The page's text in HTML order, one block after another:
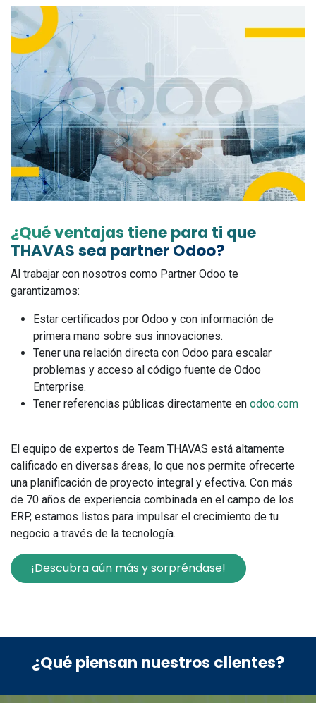
¿Qué ventajas tiene para ti que
THAVAS sea partner Odoo?
Al trabajar con nosotros como Partner Odoo te
garantizamos:
Estar certificados por Odoo y con información de
primera mano sobre sus innovaciones.
Tener una relación directa con Odoo para escalar
problemas y acceso al código fuente de Odoo
Enterprise.
Tener referencias públicas directamente en odoo.com
El equipo de expertos de Team THAVAS está altamente
calificado en diversas áreas, lo que nos permite ofrecerte
una planificación de proyecto integral y efectiva. Con más
de 70 años de experiencia combinada en el campo de los
ERP, estamos listos para impulsar el crecimiento de tu
negocio a través de la tecnología.
¡Descubra aún más y sorpréndase!
¿Qué piensan nuestros clientes?